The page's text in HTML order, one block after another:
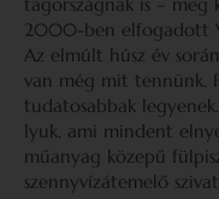
2000-ben elfogadott
Az elmúlt húsz év
van még mit tennünk.
tudatosabbak
lyuk, ami mindent
műanyag közepű
szennyvízátemelő